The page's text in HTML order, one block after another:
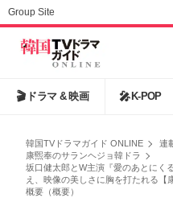
Group Site
🎬 ドラマ & 映画 🎤 K-POP
韓国TVドラマガイド ONLINE
連
康煕奉のサランヘジョ韓ドラ
坂口健太郎とW主演『愛のあとにく
え、映像の美しさに胸を打たれる【
概要（概要）